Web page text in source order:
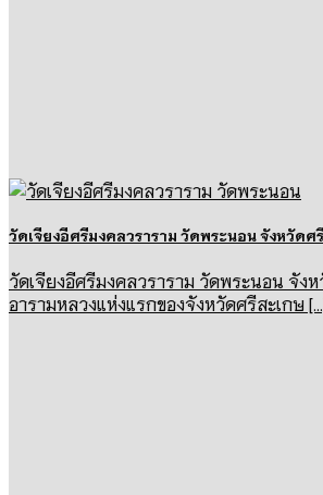
วัดเจียงอีศรีมงคลวราราม วัดพระนอน จังหวัดศ
วัดเจียงอีศรีมงคลวราราม วัดพระนอน จัง
อารามหลวงแห่งแรกของจังหวัดศรีสะเกษ